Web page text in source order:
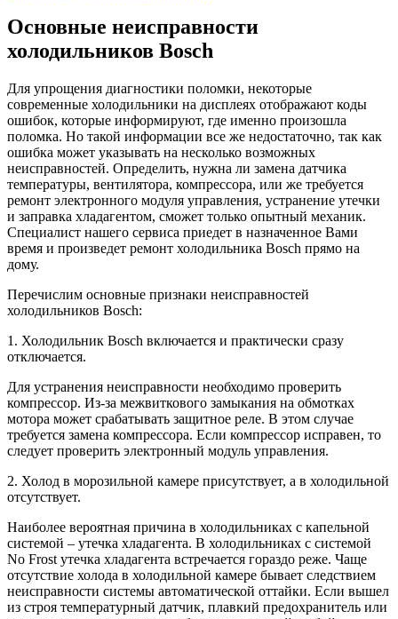
Основные неисправности
холодильников Bosch
Для упрощения диагностики поломки, некоторые
современные холодильники на дисплеях отображают коды
ошибок, которые информируют, где именно произошла
поломка. Но такой информации все же недостаточно, так как
ошибка может указывать на несколько возможных
неисправностей. Определить, нужна ли замена датчика
температуры, вентилятора, компрессора, или же требуется
ремонт электронного модуля управления, устранение утечки
и заправка хладагентом, сможет только опытный механик.
Специалист нашего сервиса приедет в назначенное Вами
время и произведет ремонт холодильника Bosch прямо на
дому.
Перечислим основные признаки неисправностей
холодильников Bosch:
1. Холодильник Bosch включается и практически сразу
отключается.
Для устранения неисправности необходимо проверить
компрессор. Из-за межвиткового замыкания на обмотках
мотора может срабатывать защитное реле. В этом случае
требуется замена компрессора. Если компрессор исправен, то
следует проверить электронный модуль управления.
2. Холод в морозильной камере присутствует, а в холодильной
отсутствует.
Наиболее вероятная причина в холодильниках с капельной
системой – утечка хладагента. В холодильниках с системой
No Frost утечка хладагента встречается гораздо реже. Чаще
отсутствие холода в холодильной камере бывает следствием
неисправности системы автоматической оттайки. Если вышел
из строя температурный датчик, плавкий предохранитель или